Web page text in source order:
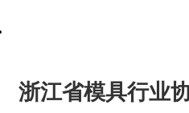
浙江省模具行业